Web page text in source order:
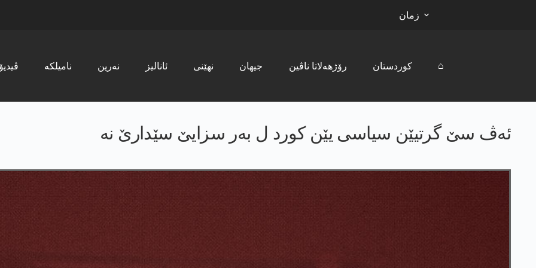
زمان
ڤیدیۆ نامیلکە نەرین ئانالیز نھێنی جیھان رۆژھەلاتا ناڤین کوردستان ⌂
ئه‌ڤ سێ گرتیێن سیاسی یێن كورد ل به‌ر سزایێ سێدارێ نه‌